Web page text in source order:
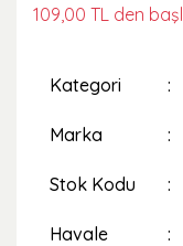
109,00 TL den
Kategori
Marka
Stok Kodu
Havale